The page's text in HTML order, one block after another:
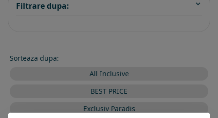
Filtrare dupa:
Sorteaza dupa:
All Inclusive
BEST PRICE
Exclusiv Paradis